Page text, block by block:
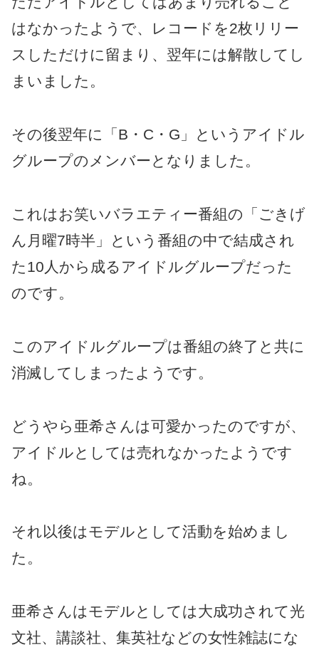
はなかったようで、レコードを2枚リリー
スしただけに留まり、翌年には解散してし
まいました。
その後翌年に「B・C・G」というアイドル
グループのメンバーとなりました。
これはお笑いバラエティー番組の「ごきげ
ん月曜7時半」という番組の中で結成され
た10人から成るアイドルグループだった
のです。
このアイドルグループは番組の終了と共に
消滅してしまったようです。
どうやら亜希さんは可愛かったのですが、
アイドルとしては売れなかったようです
ね。
それ以後はモデルとして活動を始めまし
た。
亜希さんはモデルとしては大成功されて光
文社、講談社、集英社などの女性雑誌にな